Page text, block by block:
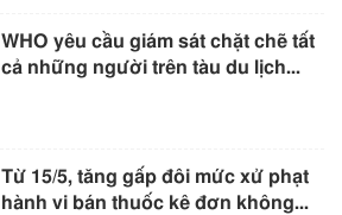
WHO yêu cầu giám sát chặt chẽ tất
cả những người trên tàu du lịch...
Từ 15/5, tăng gấp đôi mức xử phạt
hành vi bán thuốc kê đơn không...